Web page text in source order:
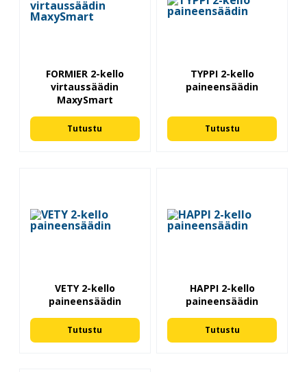
FORMIER 2-kello
virtaussäädin
MaxySmart
Tutustu
TYPPI 2-kello
paineensäädin
Tutustu
VETY 2-kello
paineensäädin
Tutustu
HAPPI 2-kello
paineensäädin
Tutustu